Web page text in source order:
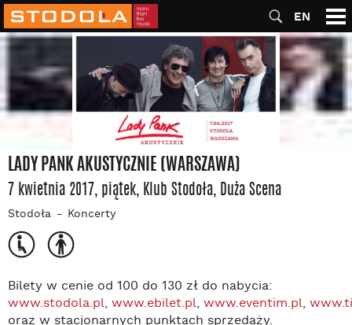
EN
LADY PANK AKUSTYCZNIE (WARSZAWA)
7 kwietnia 2017, piątek, Klub Stodoła, Duża Scena
Stodoła Koncerty
Bilety w cenie od 100 do 130 zł do nabycia:
www.stodola.pl, www.ebilet.pl, www.eventim.pl,
oraz w stacjonarnych punktach sprzedaży.